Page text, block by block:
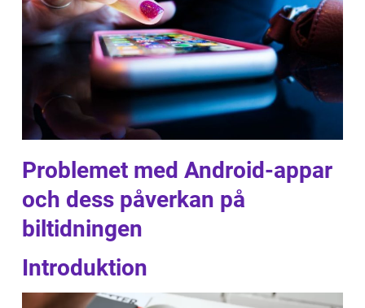
Problemet med Android-appar
och dess påverkan på
biltidningen
Introduktion